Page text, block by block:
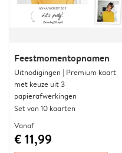
Feestmomentopnamen
Uitnodigingen | Premium kaart
met keuze uit 3
papierafwerkingen
Set van 10 kaarten
Vanaf
€ 11,99